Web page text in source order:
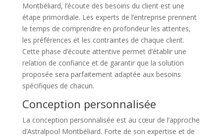
Montbéliard, l’écoute des besoins du client est une
étape primordiale. Les experts de l’entreprise prennent
le temps de comprendre en profondeur les attentes,
les préférences et les contraintes de chaque client.
Cette phase d’écoute attentive permet d’établir une
relation de confiance et de garantir que la solution
proposée sera parfaitement adaptée aux besoins
spécifiques de chacun.
Conception personnalisée
La conception personnalisée est au cœur de l’approche
d’Astralpool Montbéliard. Forte de son expertise et de